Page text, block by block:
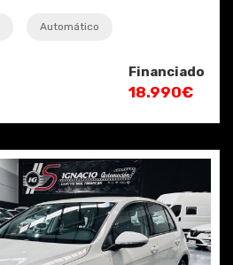
Automático
Financiado
18.990€